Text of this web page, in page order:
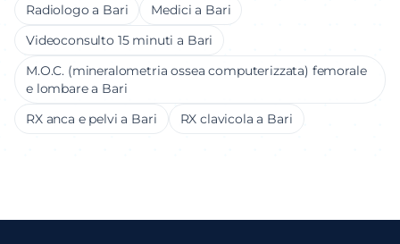
Radiologo a Bari Medici a Bari
Videoconsulto 15 minuti a Bari
M.O.C. (mineralometria ossea computerizzata) femorale
e lombarea Bari
RX anca e pelvi a Bari RX clavicola a Bari